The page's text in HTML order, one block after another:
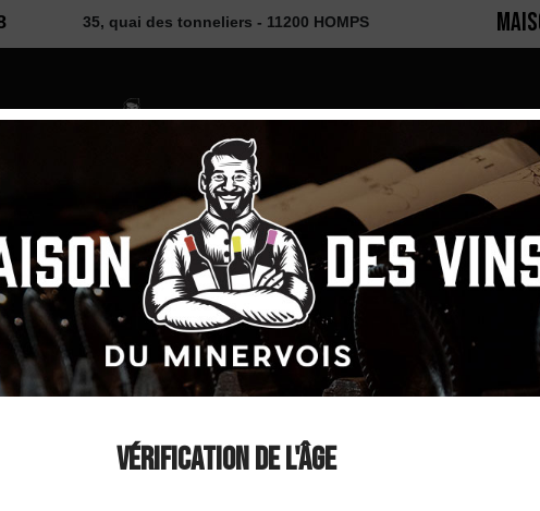
Vérification de l'âge
35, quai des tonneliers - 11200 HOMPS
SELECTION
2026
COUP DE ❤ DÉCOUVERTE
Peyriac Blanc 2023
Domaine Tour Boisée
Viognier" IGP Coteaux